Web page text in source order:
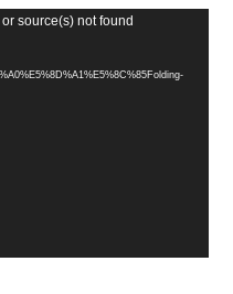
source(s) not found